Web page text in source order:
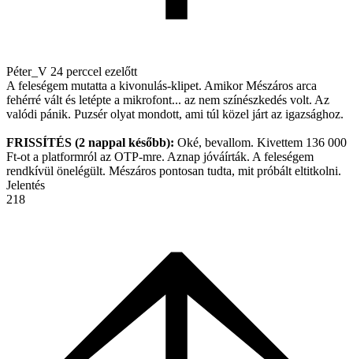
Péter_V 24 perccel ezelőtt
A feleségem mutatta a kivonulás-klipet. Amikor Mészáros arca
fehérré vált és letépte a mikrofont... az nem színészkedés volt. Az
valódi pánik. Puzsér olyat mondott, ami túl közel járt az igazsághoz.
FRISSÍTÉS (2 nappal később): Oké, bevallom. Kivettem 136 000
Ft-ot a platformról az OTP-mre. Aznap jóváírták. A feleségem
rendkívül önelégült. Mészáros pontosan tudta, mit próbált eltitkolni.
Jelentés
218